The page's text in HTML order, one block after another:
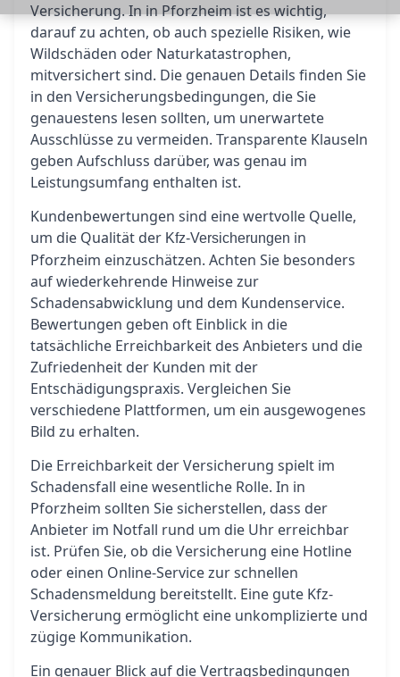
Versicherung. In in Pforzheim ist es wichtig,
darauf zu achten, ob auch spezielle Risiken, wie
Wildschäden oder Naturkatastrophen,
mitversichert sind. Die genauen Details finden Sie
in den Versicherungsbedingungen, die Sie
genauestens lesen sollten, um unerwartete
Ausschlüsse zu vermeiden. Transparente Klauseln
geben Aufschluss darüber, was genau im
Leistungsumfang enthalten ist.
Kundenbewertungen sind eine wertvolle Quelle,
um die Qualität der Kfz-Versicherungen in
Pforzheim einzuschätzen. Achten Sie besonders
auf wiederkehrende Hinweise zur
Schadensabwicklung und dem Kundenservice.
Bewertungen geben oft Einblick in die
tatsächliche Erreichbarkeit des Anbieters und die
Zufriedenheit der Kunden mit der
Entschädigungspraxis. Vergleichen Sie
verschiedene Plattformen, um ein ausgewogenes
Bild zu erhalten.
Die Erreichbarkeit der Versicherung spielt im
Schadensfall eine wesentliche Rolle. In in
Pforzheim sollten Sie sicherstellen, dass der
Anbieter im Notfall rund um die Uhr erreichbar
ist. Prüfen Sie, ob die Versicherung eine Hotline
oder einen Online-Service zur schnellen
Schadensmeldung bereitstellt. Eine gute Kfz-
Versicherung ermöglicht eine unkomplizierte und
zügige Kommunikation.
Ein genauer Blick auf die Vertragsbedingungen